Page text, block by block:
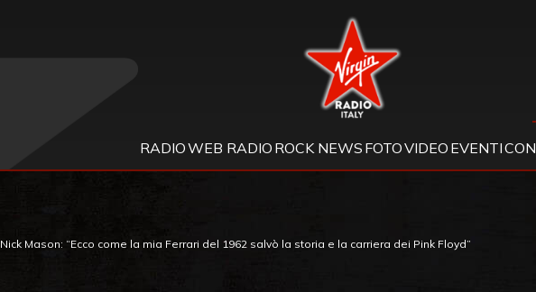
Virgin Radio
RADIOWEB RADIO ROCK NEWS FOTOVIDEO EVENTI
Nick Mason: “Ecco come la mia Ferrari del 1962 salvò la storia e la carriera dei Pink Floyd”